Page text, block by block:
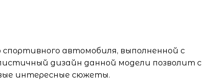
автомобиля, выполненной с
дизайн данной модели позволит с
интересные сюжеты.